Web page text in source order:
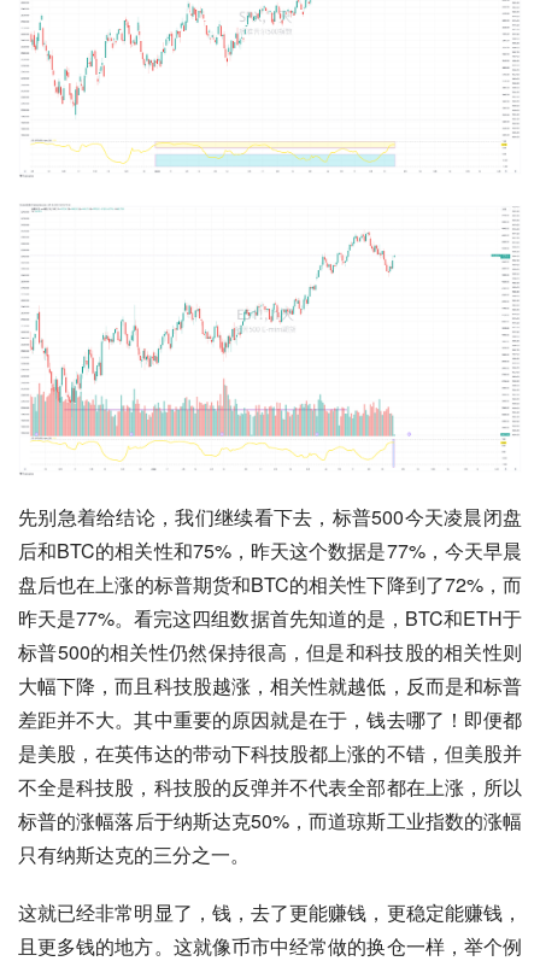
先别急着给结论，我们继续看下去，标普500今天凌晨闭盘
后和BTC的相关性和75%，昨天这个数据是77%，今天早晨
盘后也在上涨的标普期货和BTC的相关性下降到了72%，而
昨天是77%。看完这四组数据首先知道的是，BTC和ETH于
标普500的相关性仍然保持很高，但是和科技股的相关性则
大幅下降，而且科技股越涨，相关性就越低，反而是和标普
差距并不大。其中重要的原因就是在于，钱去哪了！即便都
是美股，在英伟达的带动下科技股都上涨的不错，但美股并
不全是科技股，科技股的反弹并不代表全部都在上涨，所以
标普的涨幅落后于纳斯达克50%，而道琼斯工业指数的涨幅
只有纳斯达克的三分之一。
这就已经非常明显了，钱，去了更能赚钱，更稳定能赚钱，
且更多钱的地方。这就像币市中经常做的换仓一样，举个例